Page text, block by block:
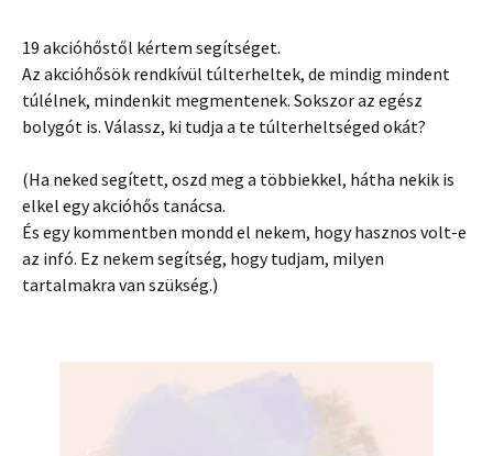
19 akcióhőstől kértem segítséget.
Az akcióhősök rendkívül túlterheltek, de mindig mindent
túlélnek, mindenkit megmentenek. Sokszor az egész
bolygót is. Válassz, ki tudja a te túlterheltséged okát?
(Ha neked segített, oszd meg a többiekkel, hátha nekik is
elkel egy akcióhős tanácsa.
És egy kommentben mondd el nekem, hogy hasznos volt-e
az infó. Ez nekem segítség, hogy tudjam, milyen
tartalmakra van szükség.)